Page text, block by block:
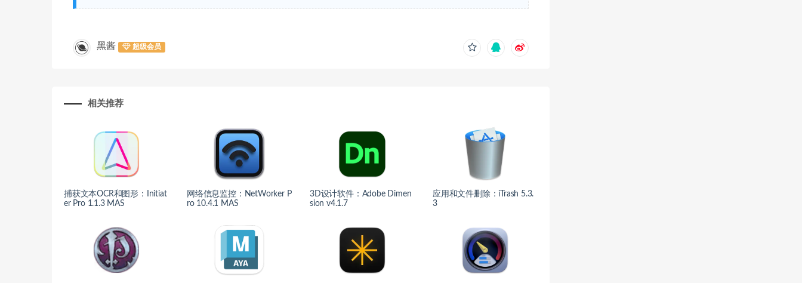
黑酱 超级会员
相关推荐
捕获文本OCR和图形：Initiat
er Pro 1.1.3 MAS
网络信息监控：NetWorker P
ro 10.4.1 MAS
3D设计软件：Adobe Dimen
sion v4.1.7
应用和文件删除：iTrash 5.3.
3